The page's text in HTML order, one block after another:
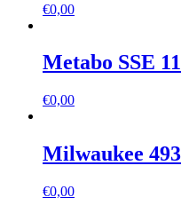
€0,00
Metabo SSE
€0,00
Milwaukee
€0,00